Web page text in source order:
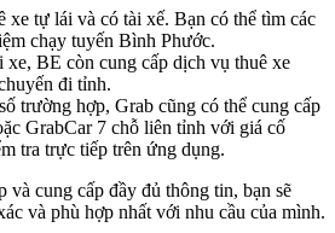
xe tự lái và có tài xế. Bạn có thể tìm các
chạy tuyến Bình Phước.
BE còn cung cấp dịch vụ thuê xe
đi tỉnh.
trường hợp, Grab cũng có thể cung cấp
GrabCar 7 chỗ liên tỉnh với giá cố
tra trực tiếp trên ứng dụng.
và cung cấp đầy đủ thông tin, bạn sẽ
và phù hợp nhất với nhu cầu của mình.